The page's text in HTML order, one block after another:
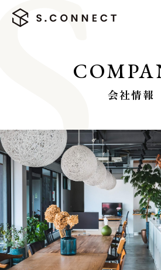
HOME
ホーム
CONCEPT
エスコネについて
CASE
イベント・ 見学会
会社情報